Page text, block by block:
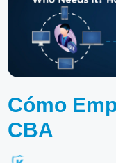
Cómo
CBA